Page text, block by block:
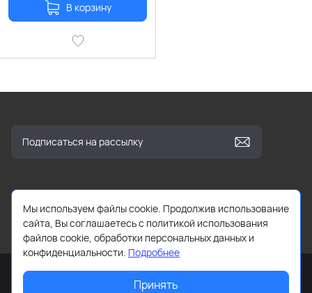
В корзину
info@kbooks.ru
Мы используем файлы cookie. Продолжив использование
сайта, Вы соглашаетесь с политикой использования
файлов cookie, обработки персональных данных и
конфиденциальности. Подробнее
Принять